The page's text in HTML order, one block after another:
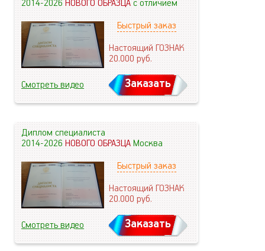
2014-2026НОВОГО ОБРАЗЦАс отличием
Быстрый заказ
Настоящий ГОЗНАК
20.000руб.
Смотреть видео Заказать
Диплом специалиста
2014-2026НОВОГО ОБРАЗЦАМосква
Быстрый заказ
Настоящий ГОЗНАК
20.000руб.
Смотреть видео Заказать